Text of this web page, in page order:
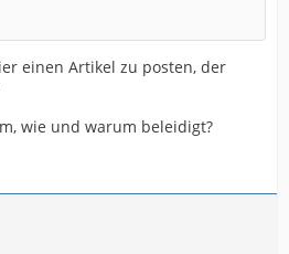
einen Artikel zu posten, der
wie und warum beleidigt?